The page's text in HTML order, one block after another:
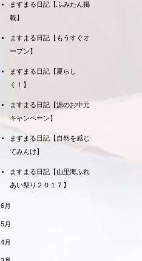
ますまる日記【ふみたん掲
載】
ますまる日記【もうすぐオ
ープン】
ますまる日記【夏らし
く！】
ますまる日記【源のお中元
キャンペーン】
ますまる日記【自然を感じ
てみんけ】
ますまる日記【山里海ふれ
あい祭り２０１７】
6月
5月
4月